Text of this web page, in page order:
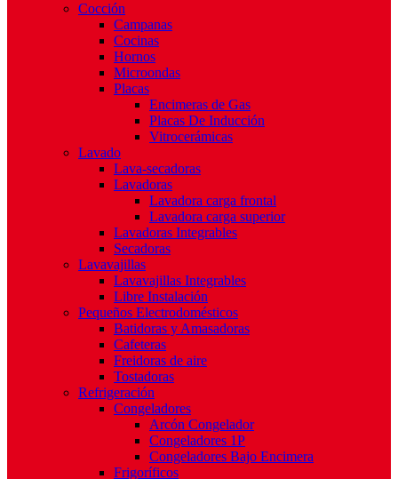
Cocción
Campanas
Cocinas
Hornos
Microondas
Placas
Encimeras de Gas
Placas De Inducción
Vitrocerámicas
Lavado
Lava-secadoras
Lavadoras
Lavadora carga frontal
Lavadora carga superior
Lavadoras Integrables
Secadoras
Lavavajillas
Lavavajillas Integrables
Libre Instalación
Pequeños Electrodomésticos
Batidoras y Amasadoras
Cafeteras
Freidoras de aire
Tostadoras
Refrigeración
Congeladores
Arcón Congelador
Congeladores 1P
Congeladores Bajo Encimera
Frigoríficos